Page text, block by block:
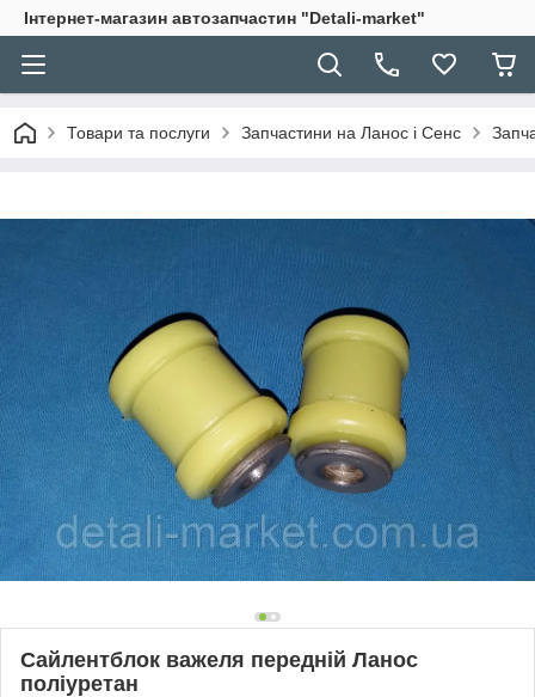
Інтернет-магазин автозапчастин "Detali-market"
Товари та послуги Запчастини на Ланос і Сенс
Сайлентблок важеля передній Ланос
поліуретан